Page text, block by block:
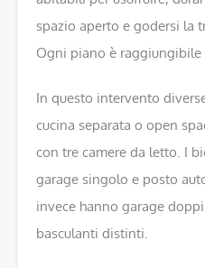
spazio aperto e godersi la
Ogni piano è raggiungibile
In questo intervento
cucina separata o open
con tre camere da letto. I
garage singolo e posto
invece hanno garage
basculanti distinti.